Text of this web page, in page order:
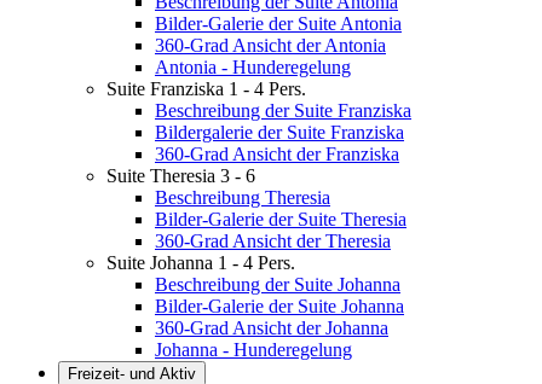
Bilder-Galerie der Suite Antonia
360-Grad Ansicht der Antonia
Antonia - Hunderegelung
Suite Franziska 1 - 4 Pers.
Beschreibung der Suite Franziska
Bildergalerie der Suite Franziska
360-Grad Ansicht der Franziska
Suite Theresia 3 - 6
Beschreibung Theresia
Bilder-Galerie der Suite Theresia
360-Grad Ansicht der Theresia
Suite Johanna 1 - 4 Pers.
Beschreibung der Suite Johanna
Bilder-Galerie der Suite Johanna
360-Grad Ansicht der Johanna
Johanna - Hunderegelung
Freizeit- und Aktiv